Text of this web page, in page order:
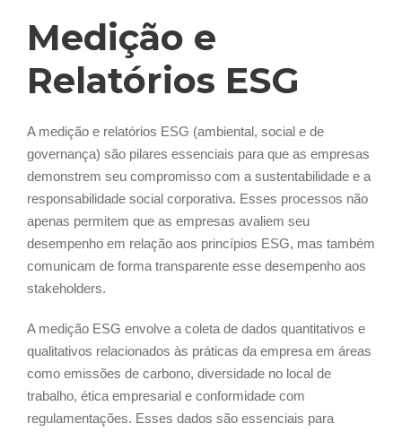
Medição e
Relatórios ESG
A medição e relatórios ESG (ambiental, social e de
governança) são pilares essenciais para que as empresas
demonstrem seu compromisso com a sustentabilidade e a
responsabilidade social corporativa. Esses processos não
apenas permitem que as empresas avaliem seu
desempenho em relação aos princípios ESG, mas também
comunicam de forma transparente esse desempenho aos
stakeholders.
A medição ESG envolve a coleta de dados quantitativos e
qualitativos relacionados às práticas da empresa em áreas
como emissões de carbono, diversidade no local de
trabalho, ética empresarial e conformidade com
regulamentações. Esses dados são essenciais para